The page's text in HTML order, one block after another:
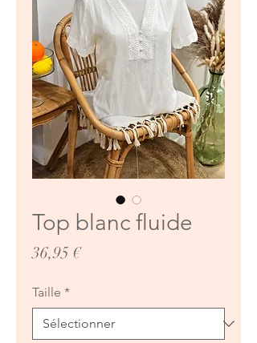
Top blanc fluide
36,95 €Prix
Taille *